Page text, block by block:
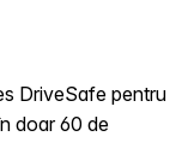
DriveSafe pentru
doar 60 de